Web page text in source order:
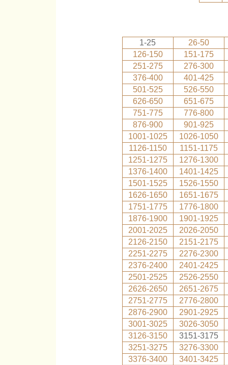
1-25
26-50
126-150
151-175
251-275
276-300
376-400
401-425
501-525
526-550
626-650
651-675
751-775
776-800
876-900
901-925
1001-1025
1026-1050
1126-1150
1151-1175
1251-1275
1276-1300
1376-1400
1401-1425
1501-1525
1526-1550
1626-1650
1651-1675
1751-1775
1776-1800
1876-1900
1901-1925
2001-2025
2026-2050
2126-2150
2151-2175
2251-2275
2276-2300
2376-2400
2401-2425
2501-2525
2526-2550
2626-2650
2651-2675
2751-2775
2776-2800
2876-2900
2901-2925
3001-3025
3026-3050
3126-3150
3151-3175
3251-3275
3276-3300
3376-3400
3401-3425